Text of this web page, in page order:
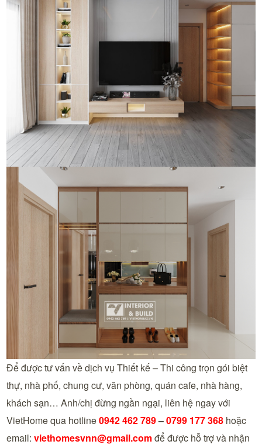
Để được tư vấn về dịch vụ Thiết kế – Thi công trọn gói biệt
thự, nhà phố, chung cư, văn phòng, quán cafe, nhà hàng,
khách sạn… Anh/chị đừng ngần ngại, liên hệ ngay với
VietHome qua hotline0942 462 789–0799 177 368 hoặc
email:viethomesvnn@gmail.comđể được hỗ trợ và nhận